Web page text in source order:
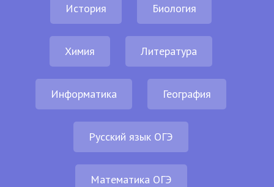
История Биология
Химия Литература
Информатика География
Русский язык ОГЭ
Математика ОГЭ